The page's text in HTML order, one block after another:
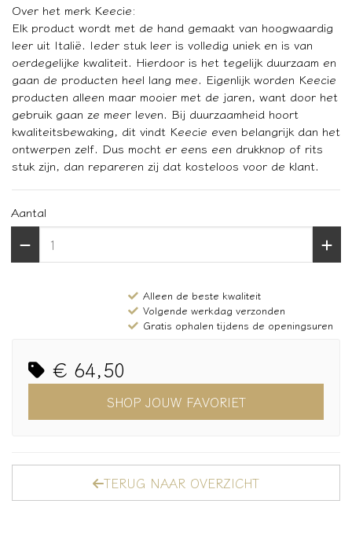
Over het merk Keecie:
Elk product wordt met de hand gemaakt van hoogwaardig
leer uit Italië. Ieder stuk leer is volledig uniek en is van
oerdegelijke kwaliteit. Hierdoor is het tegelijk duurzaam en
gaan de producten heel lang mee. Eigenlijk worden Keecie
producten alleen maar mooier met de jaren, want door het
gebruik gaan ze meer leven. Bij duurzaamheid hoort
kwaliteitsbewaking, dit vindt Keecie even belangrijk dan het
ontwerpen zelf. Dus mocht er eens een drukknop of rits
stuk zijn, dan repareren zij dat kosteloos voor de klant.
Aantal
Alleen de beste kwaliteit
Volgende werkdag verzonden
Gratis ophalen tijdens de openingsuren
€ 64,50
SHOP JOUW FAVORIET
TERUG NAAR OVERZICHT